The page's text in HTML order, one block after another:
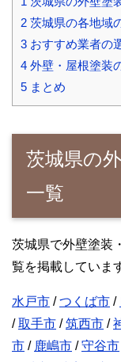
2 茨城県の各地域
3 おすすめ業者の
4 外壁・屋根塗装
5 まとめ
茨城県の
一覧
茨城県で外壁塗装
覧を掲載していま
水戸市 /つくば市 /
/取手市 /筑西市 /
市 / 鹿嶋市 /守谷市